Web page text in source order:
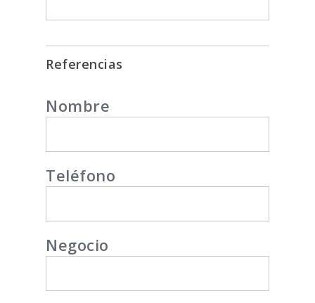
Referencias
Nombre
Teléfono
Negocio